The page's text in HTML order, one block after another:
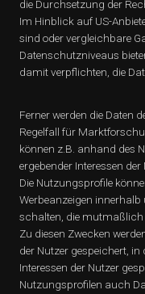
die Durchsetzung der
Im Hinblick auf US-
sind oder vergleichbare
Datenschutzniveaus
damit verpflichten, die
Ferner werden die Daten
Regelfall für
können z.B. anhand des
ergebender Interessen
Die Nutzungsprofile
Werbeanzeigen
schalten, die mutmaßlich
Zu diesen Zwecken
der Nutzer gespeichert,
Interessen der Nutzer
Nutzungsprofilen auch